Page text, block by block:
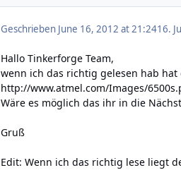
Geschrieben June 16, 2012 at 21:2416.
Hallo Tinkerforge Team,
wenn ich das richtig gelesen hab hat
http://www.atmel.com/Images/
Wäre es möglich das ihr in die
Gruß
Edit: Wenn ich das richtig lese liegt